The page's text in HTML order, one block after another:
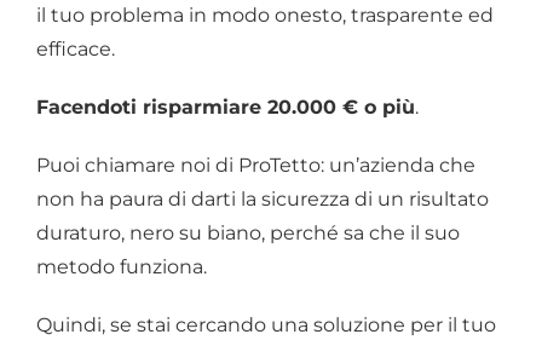
il tuo problema in modo onesto, trasparente ed
efficace.
Facendoti risparmiare 20.000 € o più.
Puoi chiamare noi di ProTetto: un’azienda che
non ha paura di darti la sicurezza di un risultato
duraturo, nero su biano, perché sa che il suo
metodo funziona.
Quindi, se stai cercando una soluzione per il tuo